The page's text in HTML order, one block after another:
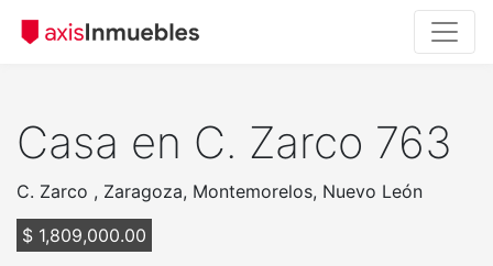
Casa en C. Zarco 763
C. Zarco , Zaragoza, Montemorelos, Nuevo León
$ 1,809,000.00